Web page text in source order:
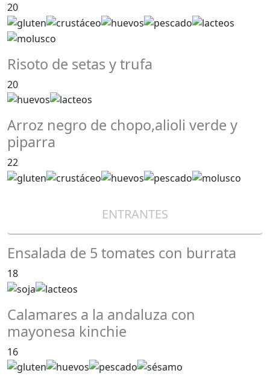
20
Risoto de setas y trufa
20
Arroz negro de chopo,alioli verde y
piparra
22
ENTRANTES
Ensalada de 5 tomates con burrata
18
Calamares a la andaluza con
mayonesa kinchie
16